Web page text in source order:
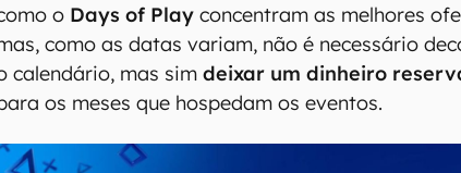
o Days of Play concentram as melhores
como as datas variam, não é necessário
calendário, mas simdeixar um dinheiro
os meses que hospedam os eventos.